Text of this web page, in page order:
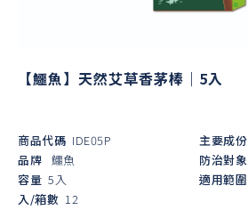
【鱷魚】天然艾草香茅棒｜5入
商品代碼 IDE05P
品牌 鱷魚
容量 5入
入/箱數 12
主要成份
防治對象
適用範圍